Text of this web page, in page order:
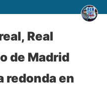
Real
de Madrid
redonda en